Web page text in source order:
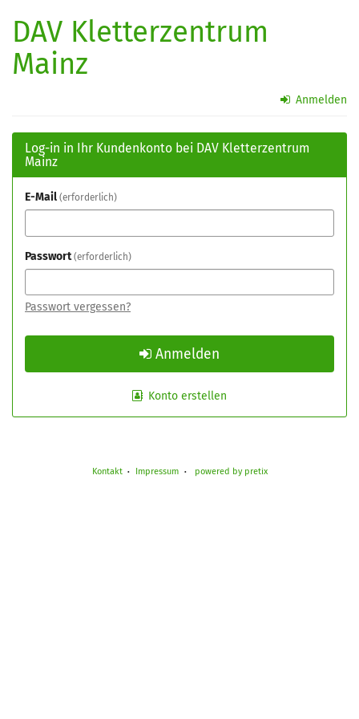
Haupt-
springen
DAV Kletterzentrum
Mainz
Anmelden
Log-in in Ihr Kundenkonto bei DAV Kletterzentrum
Mainz
E-Mail erforderlich
Passwort erforderlich
Passwort vergessen?
Anmelden
Konto erstellen
Kontakt Impressum powered by pretix